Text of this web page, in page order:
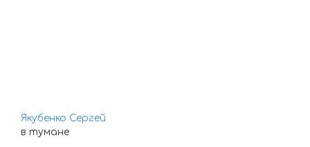
Якубенко Сергей
в тумане